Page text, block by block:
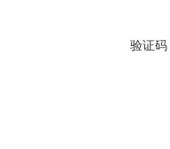
验证码